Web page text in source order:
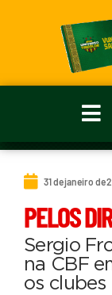
31 de janeiro de
PELOS
Sergio
na CBF
os clubes